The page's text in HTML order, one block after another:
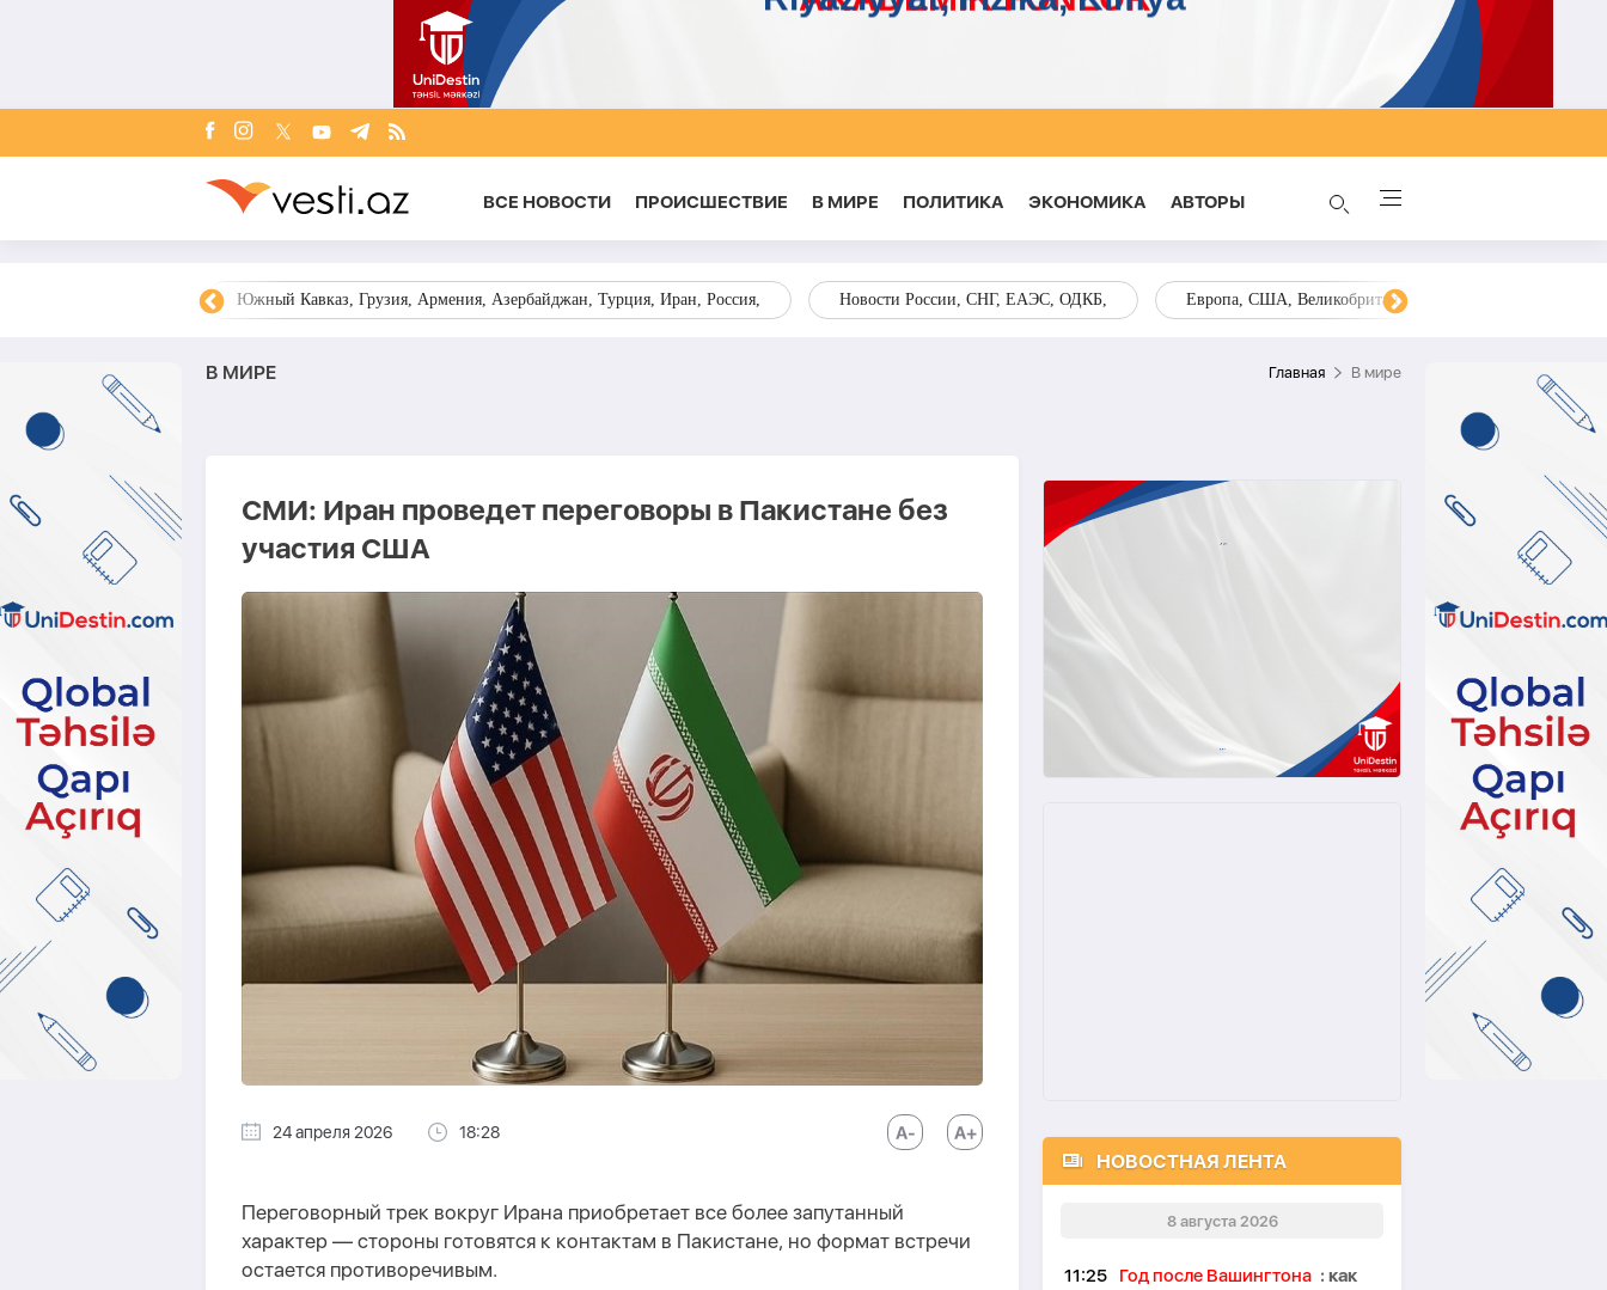
ВСЕ НОВОСТИ ПРОИСШЕСТВИЕ В МИРЕ ПОЛИТИКА ЭКОНОМИКА AВТОРЫ
Южный Кавказ, Грузия, Армения, Азербайджан, Турция, Иран, Россия, Новости России, СНГ, ЕАЭС, ОДКБ, Европа, США, Великобритания, Украина, Запад,
В МИРЕ Главная В мире
СМИ: Иран проведет переговоры в Пакистане без
участия США
24 апреля 2026 18:28
Переговорный трек вокруг Ирана приобретает все более запутанный
характер — стороны готовятся к контактам в Пакистане, но формат встречи
остается противоречивым.
НОВОСТНАЯ ЛЕНТА
8 августа 2026
11:25 Год после Вашингтона : как